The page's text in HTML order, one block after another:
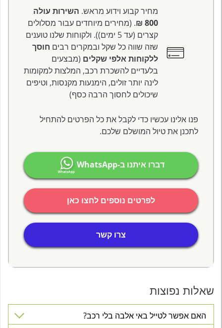
מחיר קבוע וידוע מראש. השירות עולה
800 ₪
. (מחירים מיוחדים עבור מסלולים
קצרים (עד 5 ימים)). ולקוחות שלנו טוענים
שזה שווה כל שקל ובמקרים רבים חוסך
ללקוחות אלפי שקלים (מבצעים
בלעדיים להשכרת רכב, המלצות למקומות
לינה יותר זולים, הימנעות מקנסות, וטיפים
שיכולים לחסוך הרבה כסף)
פנו אלינו עכשיו כדי לקבל את כל הפרטים להתחיל
לתכנן את טיול המושלם שלכם.
דברו איתנו ב-WhatsApp
לפרטים נוספים לחצו כאן
צרו קשר
שאלות נפוצות
האם אפשר לטייל באי אלבה בלי רכב?